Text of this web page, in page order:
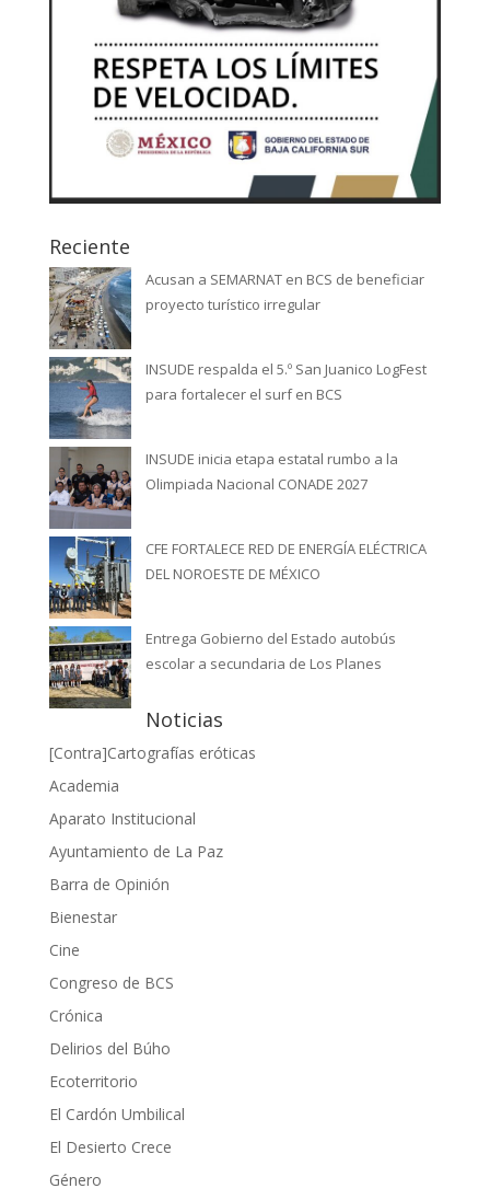
Reciente
Acusan a SEMARNAT en BCS de beneficiar
proyecto turístico irregular
INSUDE respalda el 5.º San Juanico LogFest
para fortalecer el surf en BCS
INSUDE inicia etapa estatal rumbo a la
Olimpiada Nacional CONADE 2027
CFE FORTALECE RED DE ENERGÍA ELÉCTRICA
DEL NOROESTE DE MÉXICO
Entrega Gobierno del Estado autobús
escolar a secundaria de Los Planes
Noticias
[Contra]Cartografías eróticas
Academia
Aparato Institucional
Ayuntamiento de La Paz
Barra de Opinión
Bienestar
Cine
Congreso de BCS
Crónica
Delirios del Búho
Ecoterritorio
El Cardón Umbilical
El Desierto Crece
Género